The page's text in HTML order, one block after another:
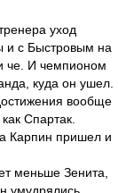
уход
и с Быстровым на
че. И чемпионом
куда он ушел.
вообще
Спартак.
Карпин пришел и
меньше Зенита,